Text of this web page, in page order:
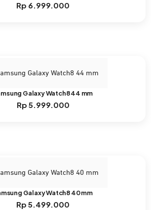
Rp 6.999.000
Galaxy Watch8 44 mm
Rp 5.999.000
Galaxy Watch8 40 mm
Rp 5.499.000